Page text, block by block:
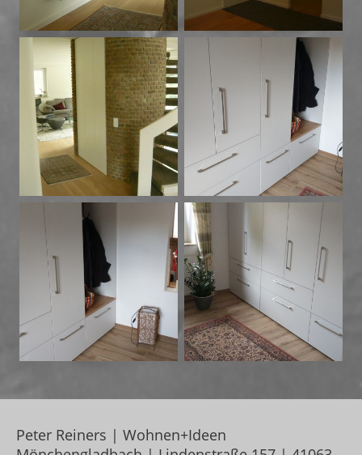
Peter Reiners | Wohnen+Ideen